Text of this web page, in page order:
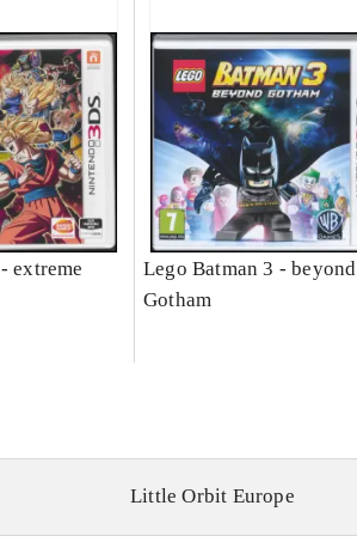
extreme
Lego Batman 3 - beyond
Gotham
Little Orbit Europe